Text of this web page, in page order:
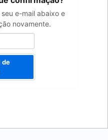
e-mail abaixo e
novamente.
de